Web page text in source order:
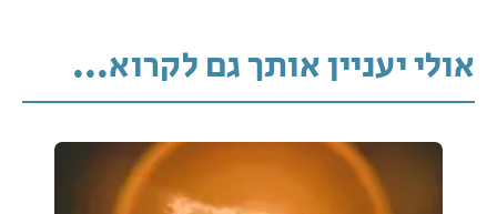
אולי יעניין אותך גם לקרוא...